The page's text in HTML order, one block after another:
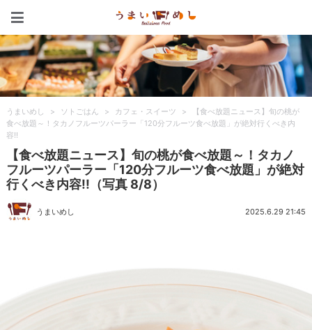
うまいめし > ソトごはん > カフェ・スイーツ >
【食べ放題ニュース】旬の桃が
食べ放題～！タカノフルーツパーラー「120分フルーツ食べ放題」が絶対行くべき内
容!!
【食べ放題ニュース】旬の桃が食べ放題～！タカノ
フルーツパーラー「120分フルーツ食べ放題」が絶対
行くべき内容!!（写真 8/8）
うまいめし 2025.6.29 21:45